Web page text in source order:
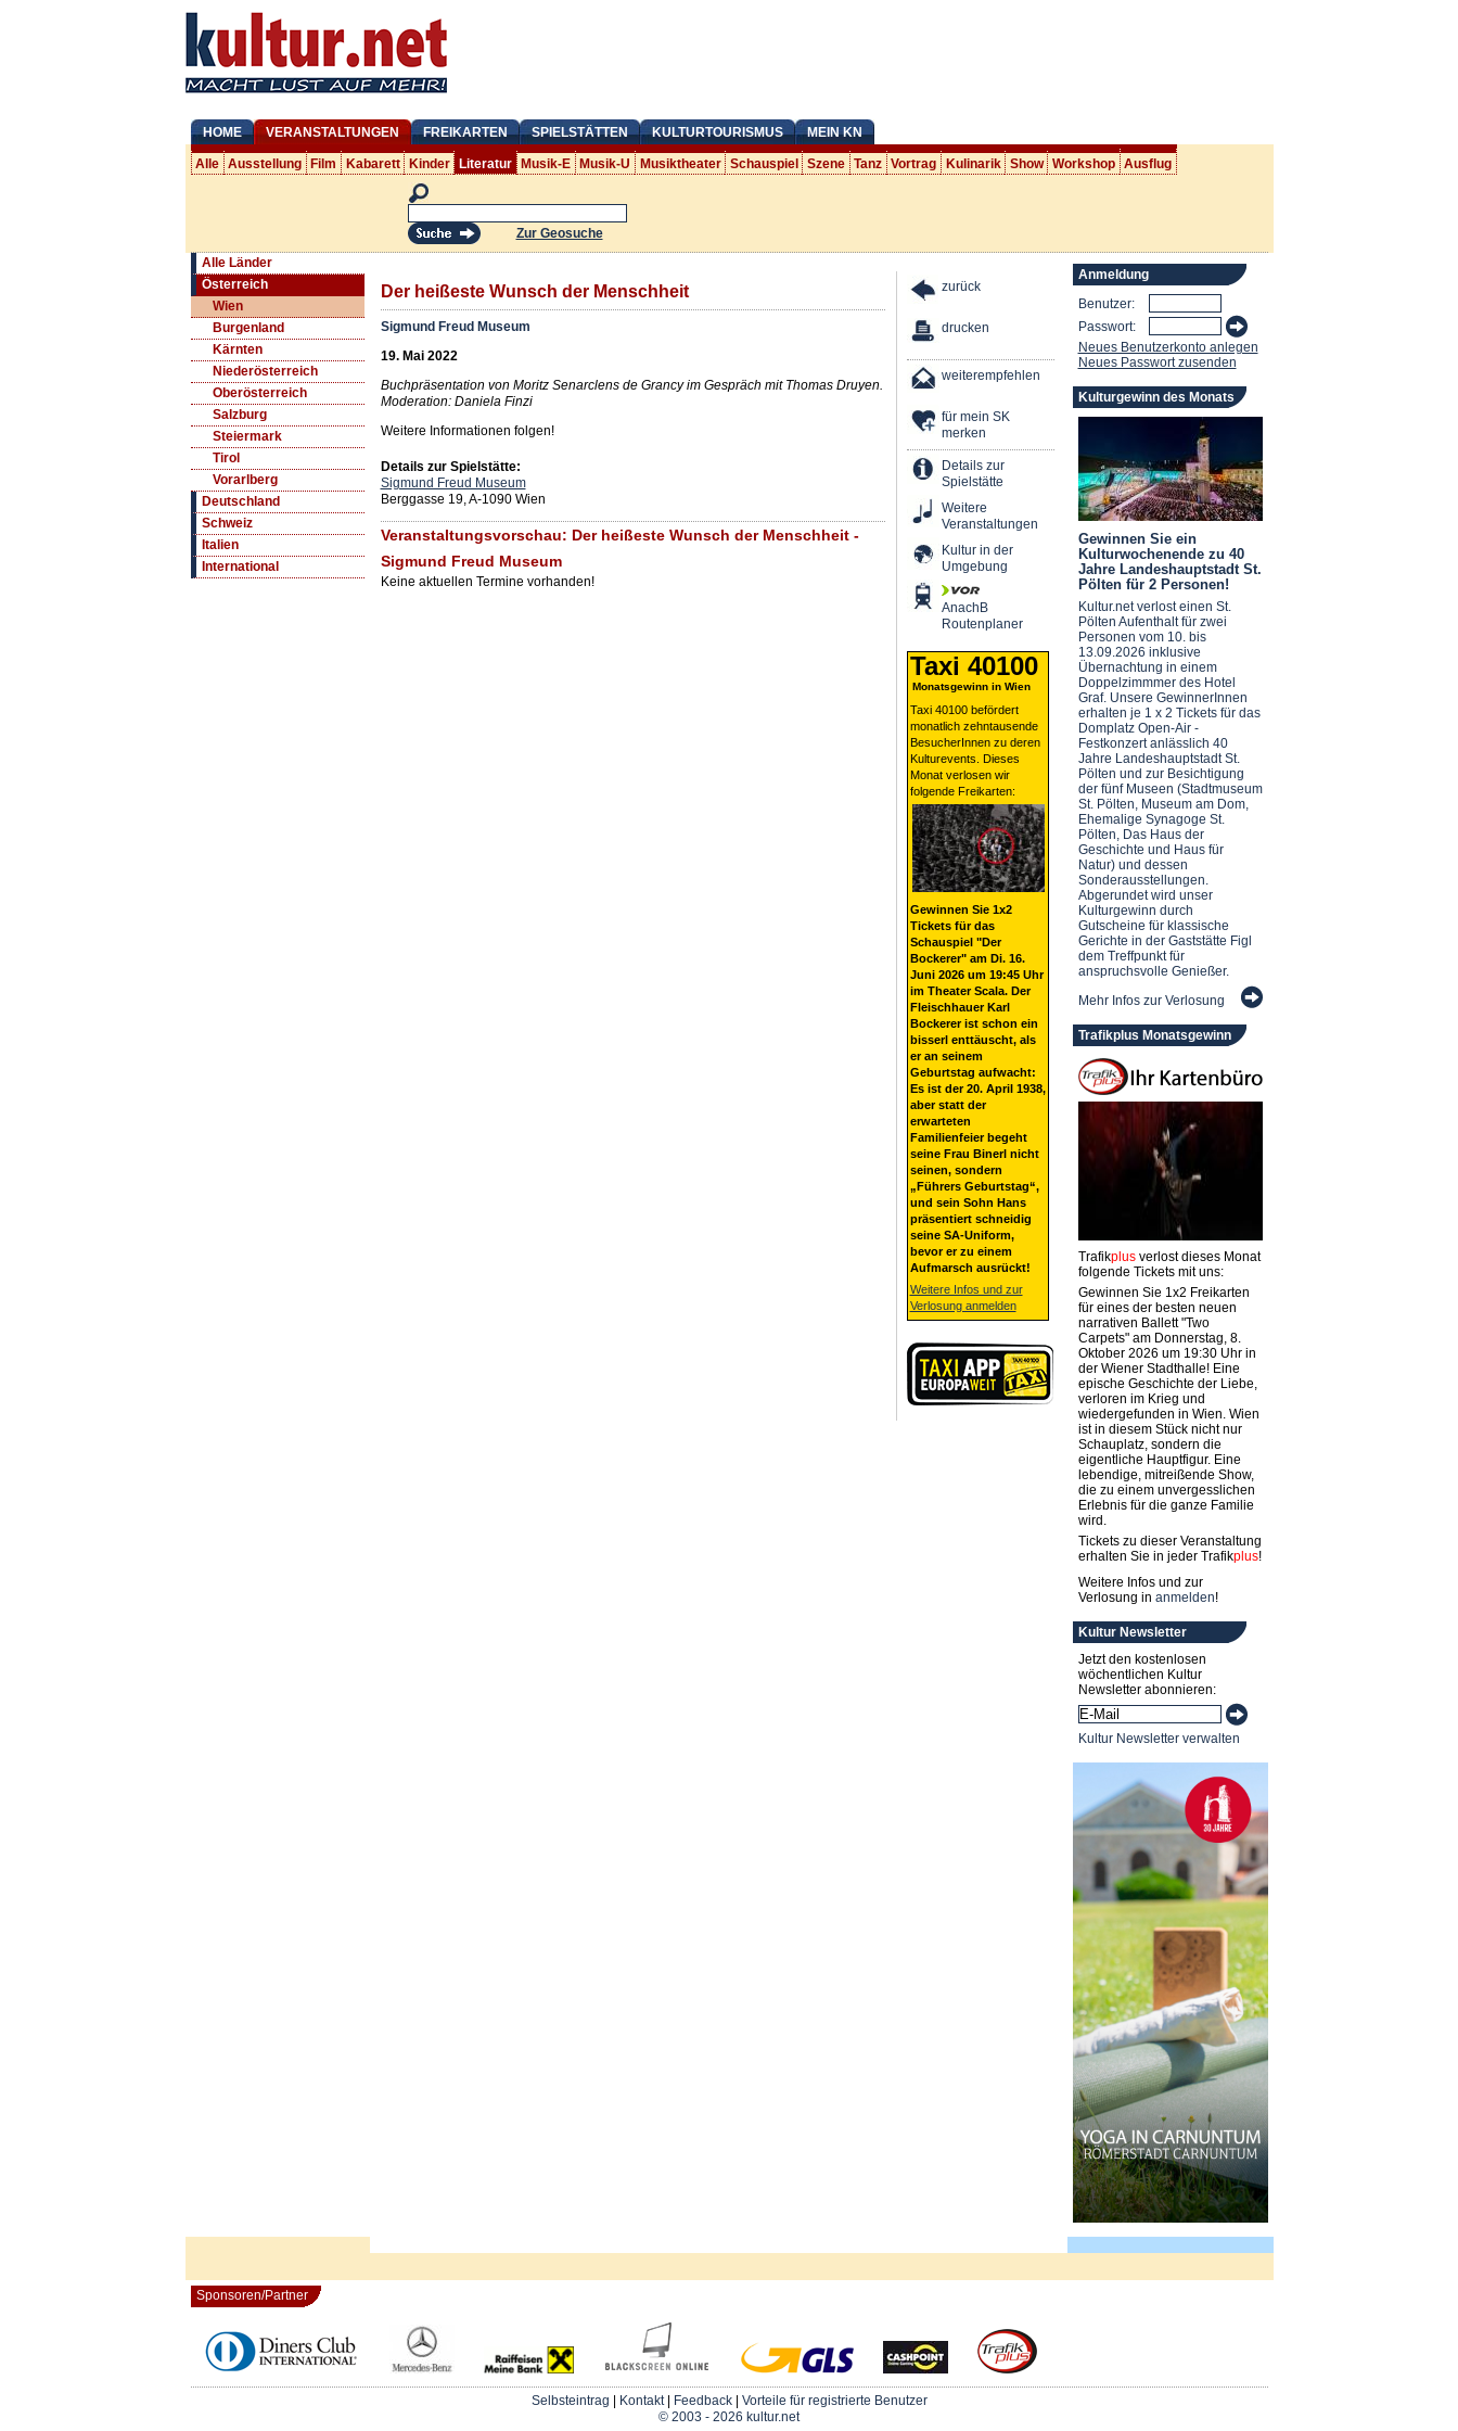
HOME VERANSTALTUNGEN FREIKARTEN SPIELSTÄTTEN KULTURTOURISMUS MEIN KN
Alle Ausstellung Film Kabarett Kinder Literatur Musik-E Musik-U Musiktheater Schauspiel Szene Tanz Vortrag Kulinarik Show Workshop Ausflug
Zur Geosuche
Alle Länder
Österreich
Wien
Burgenland
Kärnten
Niederösterreich
Oberösterreich
Salzburg
Steiermark
Tirol
Vorarlberg
Deutschland
Schweiz
Italien
International
Der heißeste Wunsch der Menschheit
Sigmund Freud Museum
19. Mai 2022
Buchpräsentation von Moritz Senarclens de Grancy im Gespräch mit Thomas Druyen.
Moderation: Daniela Finzi
Weitere Informationen folgen!
Details zur Spielstätte:
Sigmund Freud Museum
Berggasse 19, A-1090 Wien
Veranstaltungsvorschau: Der heißeste Wunsch der Menschheit -
Sigmund Freud Museum
Keine aktuellen Termine vorhanden!
zurück
drucken
weiterempfehlen
für mein SK
merken
Details zur
Spielstätte
Weitere
Veranstaltungen
Kultur in der
Umgebung
AnachB
Routenplaner
Taxi 40100
Monatsgewinn in Wien
Taxi 40100 befördert
monatlich zehntausende
BesucherInnen zu deren
Kulturevents. Dieses
Monat verlosen wir
folgende Freikarten:
Gewinnen Sie 1x2
Tickets für das
Schauspiel "Der
Bockerer" am Di. 16.
Juni 2026 um 19:45 Uhr
im Theater Scala. Der
Fleischhauer Karl
Bockerer ist schon ein
bisserl enttäuscht, als
er an seinem
Geburtstag aufwacht:
Es ist der 20. April 1938,
aber statt der
erwarteten
Familienfeier begeht
seine Frau Binerl nicht
seinen, sondern
„Führers Geburtstag“,
und sein Sohn Hans
präsentiert schneidig
seine SA-Uniform,
bevor er zu einem
Aufmarsch ausrückt!
Weitere Infos und zur
Verlosung anmelden
Anmeldung
Benutzer:
Passwort:
Neues Benutzerkonto anlegen
Neues Passwort zusenden
Kulturgewinn des Monats
Gewinnen Sie ein
Kulturwochenende zu 40
Jahre Landeshauptstadt St.
Pölten für 2 Personen!
Kultur.net verlost einen St.
Pölten Aufenthalt für zwei
Personen vom 10. bis
13.09.2026 inklusive
Übernachtung in einem
Doppelzimmmer des Hotel
Graf. Unsere GewinnerInnen
erhalten je 1 x 2 Tickets für das
Domplatz Open-Air -
Festkonzert anlässlich 40
Jahre Landeshauptstadt St.
Pölten und zur Besichtigung
der fünf Museen (Stadtmuseum
St. Pölten, Museum am Dom,
Ehemalige Synagoge St.
Pölten, Das Haus der
Geschichte und Haus für
Natur) und dessen
Sonderausstellungen.
Abgerundet wird unser
Kulturgewinn durch
Gutscheine für klassische
Gerichte in der Gaststätte Figl
dem Treffpunkt für
anspruchsvolle Genießer.
Mehr Infos zur Verlosung
Trafikplus Monatsgewinn
Trafikplusverlost dieses Monat
folgende Tickets mit uns:
Gewinnen Sie 1x2 Freikarten
für eines der besten neuen
narrativen Ballett "Two
Carpets" am Donnerstag, 8.
Oktober 2026 um 19:30 Uhr in
der Wiener Stadthalle! Eine
epische Geschichte der Liebe,
verloren im Krieg und
wiedergefunden in Wien. Wien
ist in diesem Stück nicht nur
Schauplatz, sondern die
eigentliche Hauptfigur. Eine
lebendige, mitreißende Show,
die zu einem unvergesslichen
Erlebnis für die ganze Familie
wird.
Tickets zu dieser Veranstaltung
erhalten Sie in jeder Trafikplus!
Weitere Infos und zur
Verlosung in anmelden!
Kultur Newsletter
Jetzt den kostenlosen
wöchentlichen Kultur
Newsletter abonnieren:
Kultur Newsletter verwalten
Sponsoren/Partner
Selbsteintrag Kontakt| Feedback| Vorteile für registrierte Benutzer
© 2003 - 2026 kultur.net